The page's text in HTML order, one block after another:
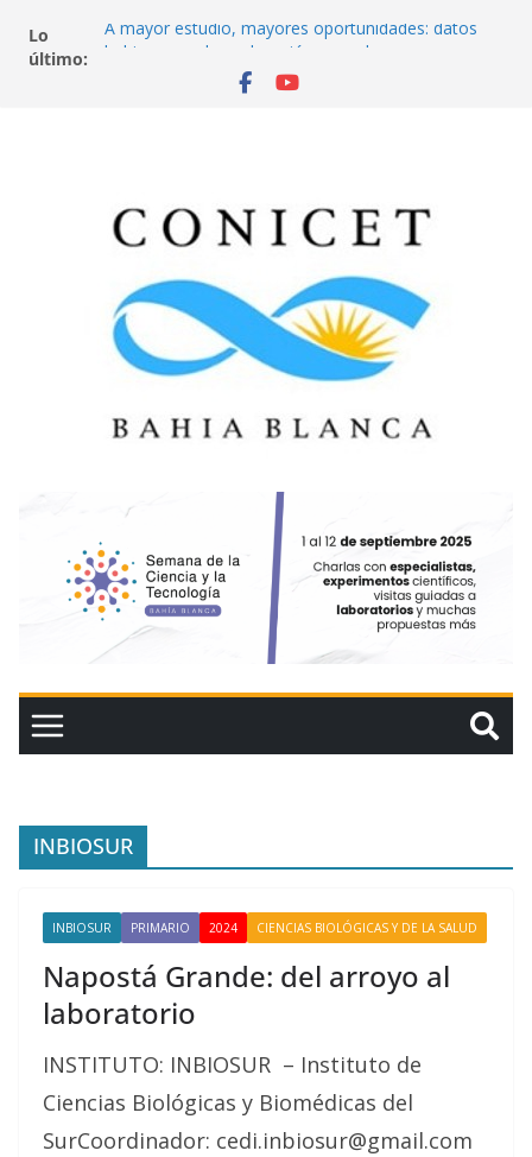
Lo
último:
A mayor estudio, mayores oportunidades: datos
cooperamos y cuándo cumplimos normas? Un
juego en red.
INBIOSUR
INBIOSUR PRIMARIO 2024 CIENCIAS BIOLÓGICAS Y DE LA SALUD
Napostá Grande: del arroyo al
laboratorio
INSTITUTO: INBIOSUR – Instituto de
Ciencias Biológicas y Biomédicas del
SurCoordinador: cedi.inbiosur@gmail.com